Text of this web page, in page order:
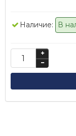
Наличие: В